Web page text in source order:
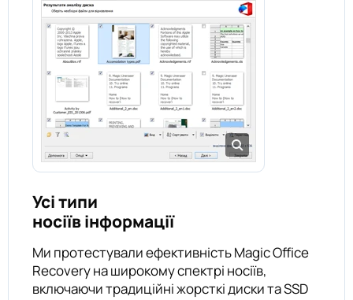
Усі типи
носіїв інформації
Ми протестували ефективність Magic Office
Recovery на широкому спектрі носіїв,
включаючи традиційні жорсткі диски та SSD